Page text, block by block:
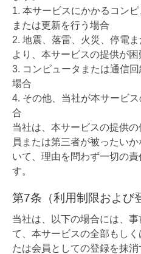
本サービスにかかるコン
または更新を行う場合
地震、落雷、火災、停電
より、本サービスの提供が
コンピュータまたは通信
場合
その他、当社が本サービ
合
当社は、本サービスの提供
員または第三者が被ったい
いて、理由を問わず一切の
す。
第7条（利用制限および
当社は、以下の場合には、
て、本サービスの全部もし
たは会員としての登録を抹